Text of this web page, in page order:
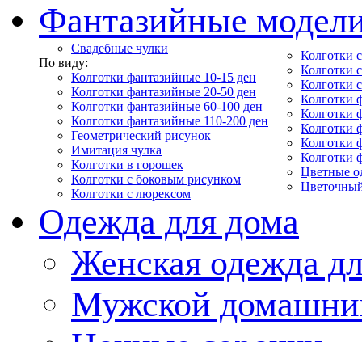
Фантазийные
Свадебные чулки
По виду:
Колготки фантазийные 10-15 ден
Колготки фантазийные 20-50 ден
Колготки фантазийные 60-100 ден
Колготки фантазийные 110-200 ден
Геометрический рисунок
Имитация чулка
Колготки в горошек
Колготки с боковым рисунком
Колготки с люрексом
Колготки
Колготки
Колготки
Колготки
Колготки
Колготки
Колготки
Колготки
Цветные
Одежда для дома
Женская одежда
Мужской